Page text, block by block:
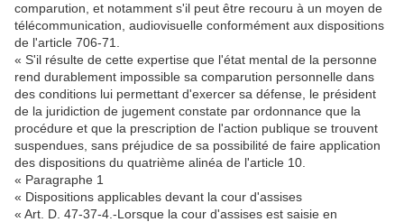
comparution, et notamment s'il peut être recouru à un moyen de
télécommunication, audiovisuelle conformément aux dispositions
de l'article 706-71.
« S'il résulte de cette expertise que l'état mental de la personne
rend durablement impossible sa comparution personnelle dans
des conditions lui permettant d'exercer sa défense, le président
de la juridiction de jugement constate par ordonnance que la
procédure et que la prescription de l'action publique se trouvent
suspendues, sans préjudice de sa possibilité de faire application
des dispositions du quatrième alinéa de l'article 10.
« Paragraphe 1
« Dispositions applicables devant la cour d'assises
« Art. D. 47-37-4.-Lorsque la cour d'assises est saisie en